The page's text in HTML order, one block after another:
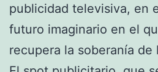
publicidad televisiva, en
futuro imaginario en el
recupera la soberanía de